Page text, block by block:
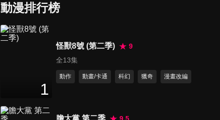
第7集 那個時候的你很尖刻/Dr.
烏頭
動漫排行榜
1
怪獸8號 (第二季)
9
全13集
動作 動畫/卡通 科幻 獵奇 漫畫改編